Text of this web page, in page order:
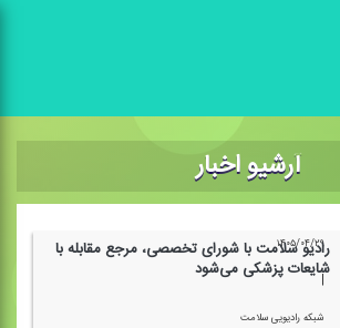
آرشیو اخبار
رادیو سلامت با شورای تخصصی، مرجع مقابله با
شایعات پزشكی می‌شود
۱۴۰۵/۰۴/۲۹
|
شبكه رادیویی سلامت